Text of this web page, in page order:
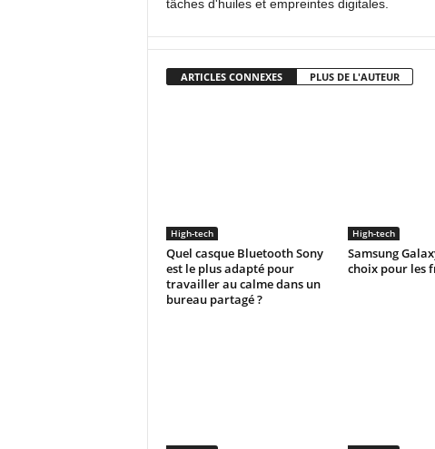
tâches d'huiles et empreintes digitales.
ARTICLES CONNEXES PLUS DE L'AUTEUR
High-tech
Quel casque Bluetooth Sony
est le plus adapté pour
travailler au calme dans un
bureau partagé ?
High-tech
Samsung
choix pour les